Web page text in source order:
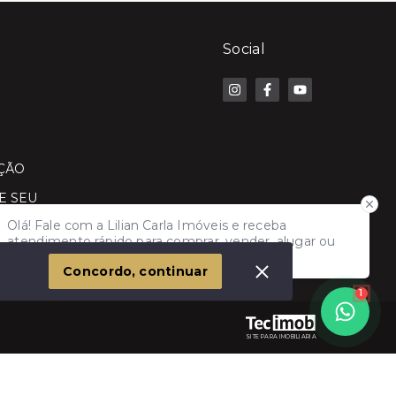
Olá! Fale com a Lilian Carla Imóveis e receba
atendimento rápido para comprar, vender, alugar ou
financiar seu imóvel.
1
SEU
Social
SITE PARA IMOBILIARIA
Concordo, continuar